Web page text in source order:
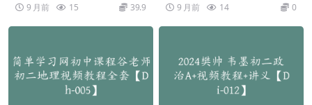
9 月前 15 39.9 9 月前 14 0